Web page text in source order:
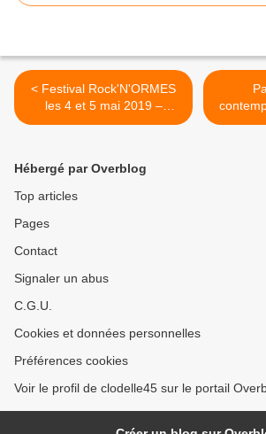
< Festival Rock'N'ORMES
les 4 et 5 mai 2019 –
Tributes Police, Genesis,
Hébergé par Overblog
Top articles
Pages
Contact
Signaler un abus
C.G.U.
Cookies et données personnelles
Préférences cookies
Voir le profil de clodelle45 sur le portail